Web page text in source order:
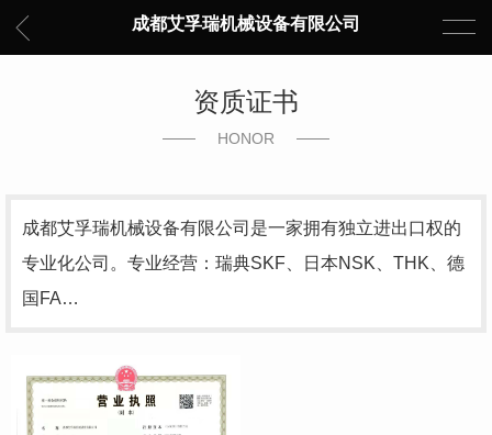
成都艾孚瑞机械设备有限公司
资质证书
HONOR
成都艾孚瑞机械设备有限公司是一家拥有独立进出口权的
专业化公司。专业经营：瑞典SKF、日本NSK、THK、德
国FA…